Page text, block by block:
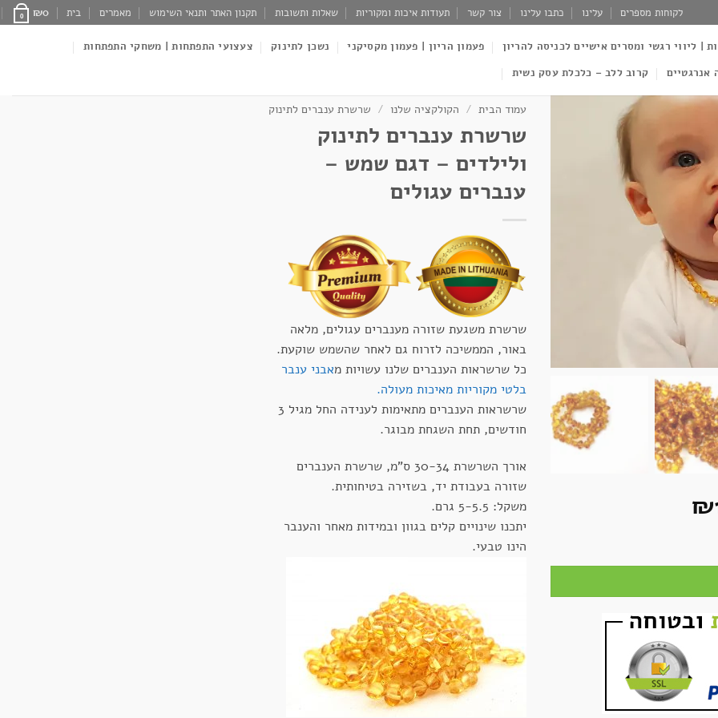
לקוחות מספרים עלינו כתבו עלינו צור קשר תעודות איכות ומקוריות שאלות ותשובות תקנון האתר ותנאי השימוש מאמרים בית ₪0
0
| ליווי רגשי ומסרים אישיים לכניסה להריון פעמון הריון | פעמון מקסיקני נשכן לתינוק
צעצועי התפתחות | משחקי התפתחות
אנרגטיים קרוב ללב – כלכלת עסק נשית
₪
₪110.
- ענברים עגולים
עמוד הבית / הקולקציה שלנו / שרשרת ענברים לתינוק
שרשרת ענברים לתינוק
ולילדים – דגם שמש –
ענברים עגולים
שרשרת משגעת שזורה מענברים עגולים, מלאה
באור, הממשיכה לזרוח גם לאחר שהשמש שוקעת.
כל שרשראות הענברים שלנו עשויות מאבני ענבר
בלטי מקוריות מאיכות מעולה.
שרשראות הענברים מתאימות לענידה החל מגיל 3
חודשים, תחת השגחת מבוגר.
אורך השרשרת 30-34 ס"מ, שרשרת הענברים
שזורה בעבודת יד, בשזירה בטיחותית.
משקל: 5-5.5 גרם.
יתכנו שינויים קלים בגוון ובמידות מאחר והענבר
הינו טבעי.